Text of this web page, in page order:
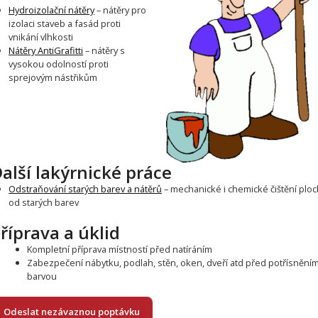
Hydroizolační nátěry– nátěry pro
izolaci staveb a fasád proti
vnikání vlhkosti
Nátěry AntiGrafitti – nátěry s
vysokou odolností proti
sprejovým nástřikům
lakýrnické práce
Odstraňování starých barev a nátěrů – mechanické i chemické čištění
od starých barev
a úklid
Kompletní příprava místností před natíráním
Zabezpečení nábytku, podlah, stěn, oken, dveří atd před
barvou
Odeslat nezávaznou poptávku